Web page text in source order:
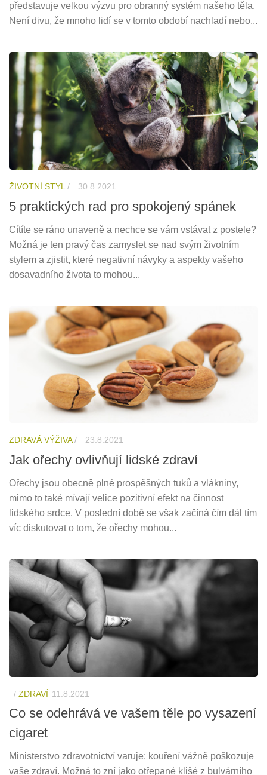
představuje velkou výzvu pro obranný systém našeho těla.
Není divu, že mnoho lidí se v tomto období nachladí nebo...
ŽIVOTNÍ STYL/ 30.8.2021
5 praktických rad pro spokojený spánek
Cítíte se ráno unaveně a nechce se vám vstávat z postele?
Možná je ten pravý čas zamyslet se nad svým životním
stylem a zjistit, které negativní návyky a aspekty vašeho
dosavadního života to mohou...
ZDRAVÁ VÝŽIVA/ 23.8.2021
Jak ořechy ovlivňují lidské zdraví
Ořechy jsou obecně plné prospěšných tuků a vlákniny,
mimo to také mívají velice pozitivní efekt na činnost
lidského srdce. V poslední době se však začíná čím dál tím
víc diskutovat o tom, že ořechy mohou...
/ ZDRAVÍ 11.8.2021
Co se odehrává ve vašem těle po vysazení
cigaret
Ministerstvo zdravotnictví varuje: kouření vážně poškozuje
vaše zdraví. Možná to zní jako otřepané klišé z bulvárního